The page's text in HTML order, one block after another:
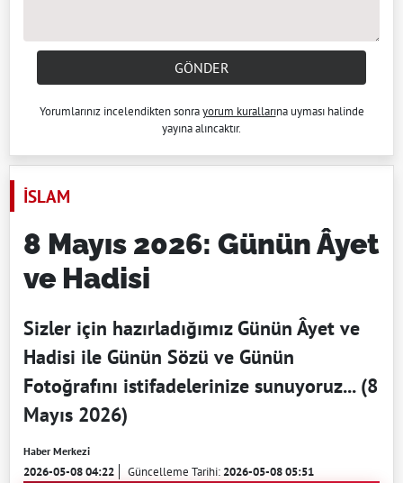
GÖNDER
Yorumlarınız incelendikten sonrayorum kurallarına uyması halinde
yayına alıncaktır.
İSLAM
8 Mayıs 2026: Günün Âyet
ve Hadisi
Sizler için hazırladığımız Günün Âyet ve
Hadisi ile Günün Sözü ve Günün
Fotoğrafını istifadelerinize sunuyoruz... (8
Mayıs 2026)
Haber Merkezi
2026-05-08 04:22 Güncelleme Tarihi:2026-05-08 05:51